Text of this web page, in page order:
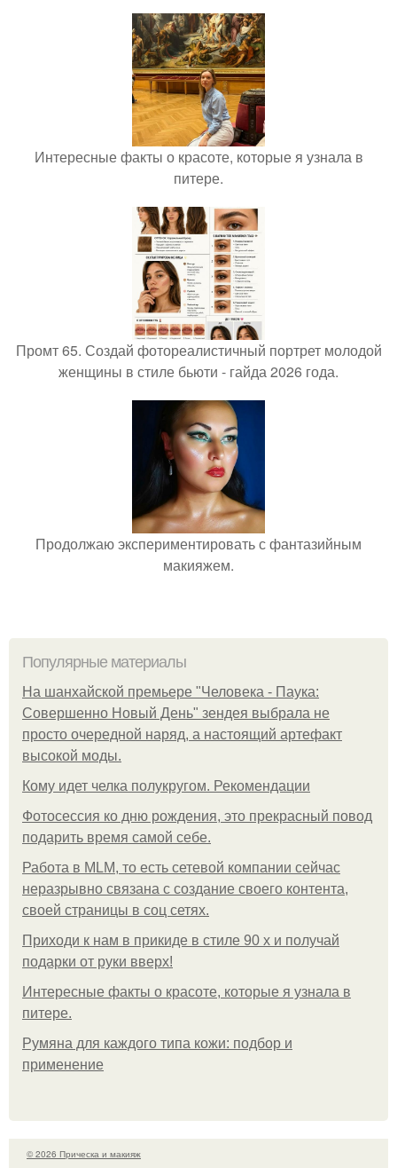
Интересные факты о красоте, которые я узнала в
питере.
Промт 65. Создай фотореалистичный портрет молодой
женщины в стиле бьюти - гайда 2026 года.
Продолжаю экспериментировать с фантазийным
макияжем.
Популярные материалы
На шанхайской премьере "Человека - Паука:
Совершенно Новый День" зендея выбрала не
просто очередной наряд, а настоящий артефакт
высокой моды.
Кому идет челка полукругом. Рекомендации
Фотосессия ко дню рождения, это прекрасный повод
подарить время самой себе.
Работа в MLM, то есть сетевой компании сейчас
неразрывно связана с создание своего контента,
своей страницы в соц сетях.
Приходи к нам в прикиде в стиле 90 х и получай
подарки от руки вверх!
Интересные факты о красоте, которые я узнала в
питере.
Румяна для каждого типа кожи: подбор и
применение
© 2026 Прическа и макияж